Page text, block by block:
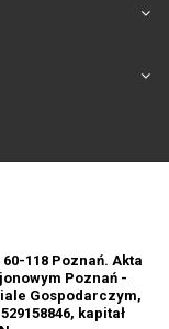
118 Poznań. Akta
Poznań -
Gospodarczym,
kapitał